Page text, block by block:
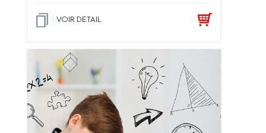
VOIR DETAIL